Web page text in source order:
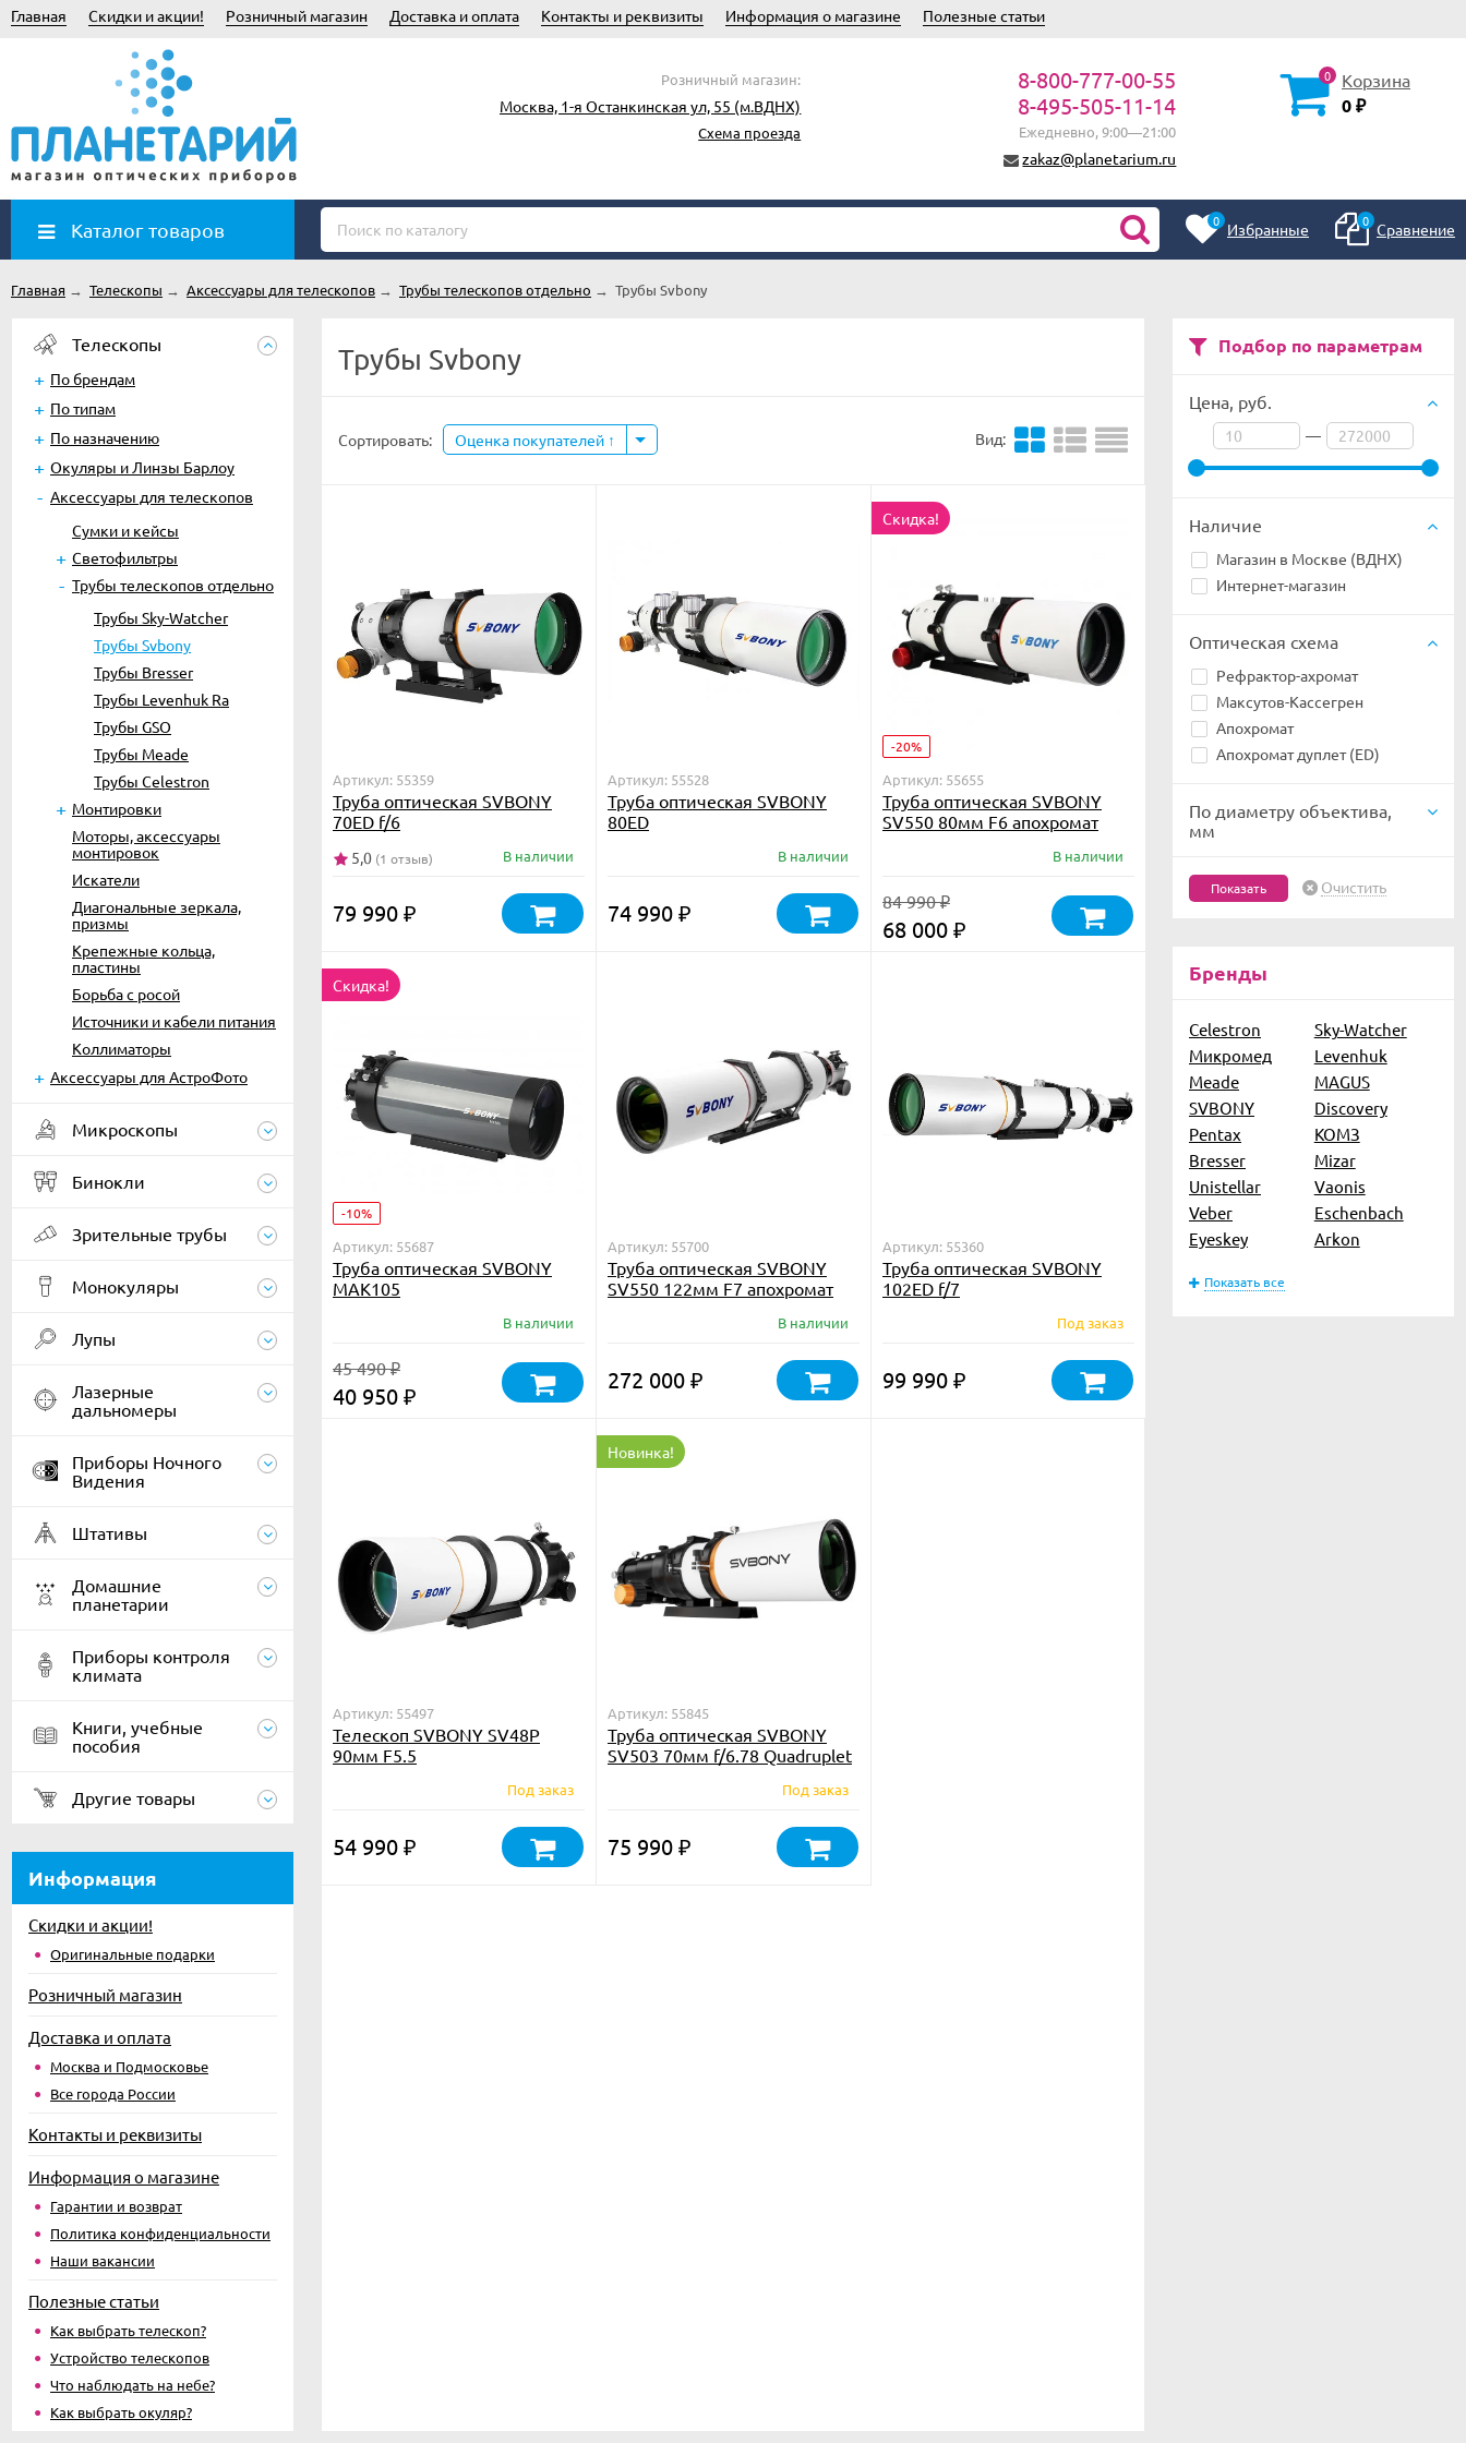
Главная Скидки и акции! Розничный магазин Доставка и оплата Контакты и реквизиты Информация о магазине Полезные статьи
Розничный магазин:
Москва, 1-я Останкинская ул, 55 (м.ВДНХ)
Схема проезда
8-800-777-00-55
8-495-505-11-14
Ежедневно, 9:00—21:00
zakaz@planetarium.ru
0 Корзина
0 ₽
Каталог товаров 0 Избранные 0 Сравнение
Главная → Телескопы → Аксессуары для телескопов → Трубы телескопов отдельно → Трубы Svbony
Подбор по параметрам
Цена, руб.
—
Наличие
Магазин в Москве (ВДНХ)
Интернет-магазин
Оптическая схема
Рефрактор-ахромат
Максутов-Кассегрен
Апохромат
Апохромат дуплет (ED)
По диаметру объектива,
мм
Очистить
Бренды
Celestron
Sky-Watcher
Микромед
Levenhuk
Meade
MAGUS
SVBONY
Discovery
Pentax
КОМЗ
Bresser
Mizar
Unistellar
Vaonis
Veber
Eschenbach
Eyeskey
Arkon
Показать все
Телескопы
По брендам
По типам
По назначению
Окуляры и Линзы Барлоу
Аксессуары для телескопов
Сумки и кейсы
Светофильтры
Трубы телескопов отдельно
Трубы Sky-Watcher
Трубы Svbony
Трубы Bresser
Трубы Levenhuk Ra
Трубы GSO
Трубы Meade
Трубы Celestron
Монтировки
Моторы, аксессуары
монтировок
Искатели
Диагональные зеркала,
призмы
Крепежные кольца,
пластины
Борьба с росой
Источники и кабели питания
Коллиматоры
Аксессуары для АстроФото
Микроскопы
Бинокли
Зрительные трубы
Монокуляры
Лупы
Лазерные
дальномеры
Приборы Ночного
Видения
Штативы
Домашние
планетарии
Приборы контроля
климата
Книги, учебные
пособия
Другие товары
Информация
Скидки и акции!
Оригинальные подарки
Розничный магазин
Доставка и оплата
Москва и Подмосковье
Все города России
Контакты и реквизиты
Информация о магазине
Гарантии и возврат
Политика конфиденциальности
Наши вакансии
Полезные статьи
Как выбрать телескоп?
Устройство телескопов
Что наблюдать на небе?
Как выбрать окуляр?
Трубы Svbony
Сортировать: Оценка покупателей Вид:
Артикул: 55359
Труба оптическая SVBONY
70ED f/6
5,0 (1 отзыв) В наличии
79 990 ₽
Артикул: 55528
Труба оптическая SVBONY
80ED
В наличии
74 990 ₽
Скидка!
-20%
Артикул: 55655
Труба оптическая SVBONY
SV550 80мм F6 апохромат
В наличии
84 990₽
68 000 ₽
Скидка!
-10%
Артикул: 55687
Труба оптическая SVBONY
MAK105
В наличии
45 490₽
40 950 ₽
Артикул: 55700
Труба оптическая SVBONY
SV550 122мм F7 апохромат
В наличии
272 000 ₽
Артикул: 55360
Труба оптическая SVBONY
102ED f/7
Под заказ
99 990 ₽
Артикул: 55497
Телескоп SVBONY SV48P
90мм F5.5
Под заказ
54 990 ₽
Новинка!
Артикул: 55845
Труба оптическая SVBONY
SV503 70мм f/6.78 Quadruplet
Под заказ
75 990 ₽